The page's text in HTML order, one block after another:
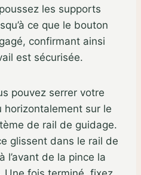
les supports
ce que le bouton
confirmant ainsi
est sécurisée.
pouvez serrer votre
horizontalement sur le
de rail de guidage.
glissent dans le rail de
l’avant de la pince la